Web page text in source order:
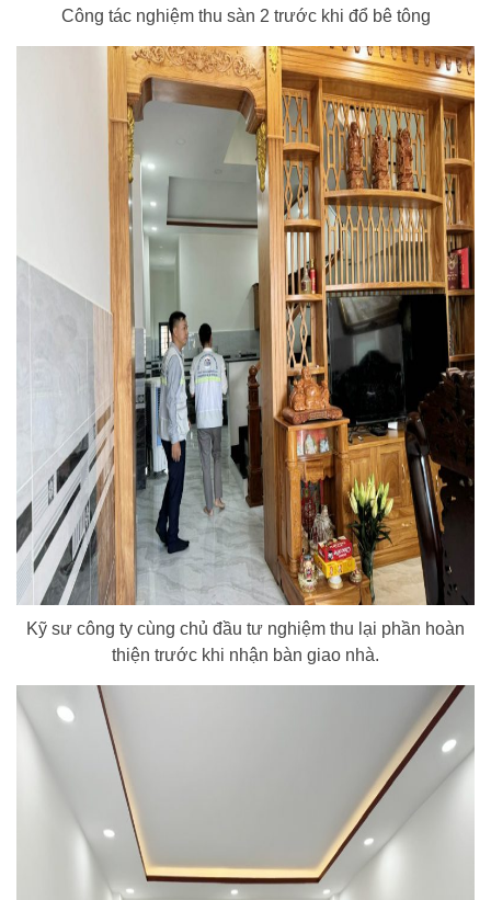
Công tác nghiệm thu sàn 2 trước khi đổ bê tông
Kỹ sư công ty cùng chủ đầu tư nghiệm thu lại phần hoàn
thiện trước khi nhận bàn giao nhà.